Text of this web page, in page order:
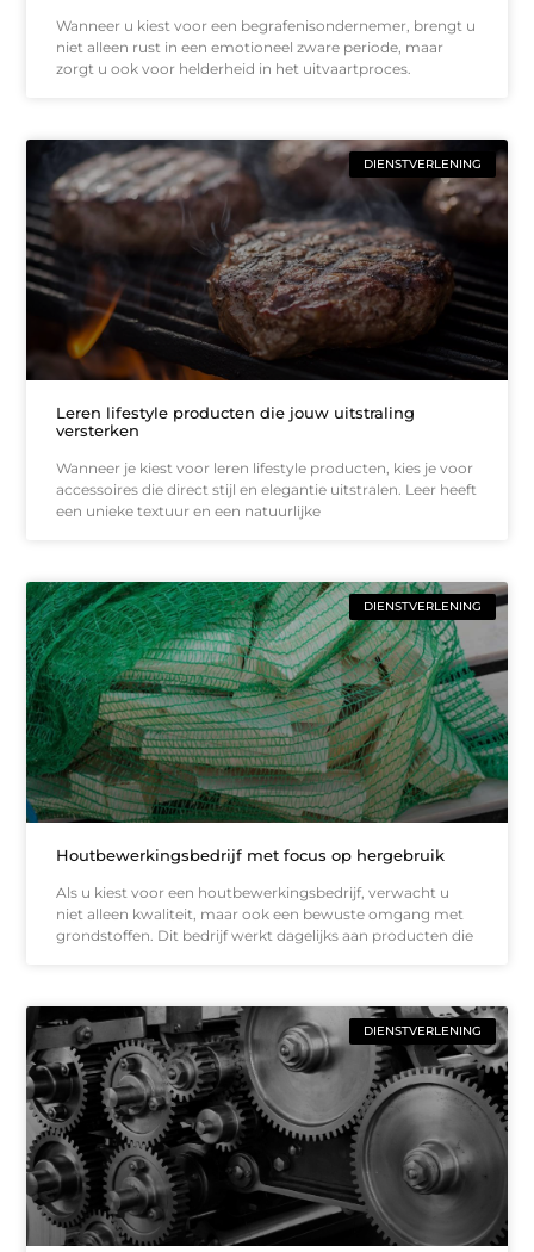
Wanneer u kiest voor een begrafenisondernemer, brengt u
niet alleen rust in een emotioneel zware periode, maar
zorgt u ook voor helderheid in het uitvaartproces.
DIENSTVERLENING
Leren lifestyle producten die jouw uitstraling
versterken
Wanneer je kiest voor leren lifestyle producten, kies je voor
accessoires die direct stijl en elegantie uitstralen. Leer heeft
een unieke textuur en een natuurlijke
DIENSTVERLENING
Houtbewerkingsbedrijf met focus op hergebruik
Als u kiest voor een houtbewerkingsbedrijf, verwacht u
niet alleen kwaliteit, maar ook een bewuste omgang met
grondstoffen. Dit bedrijf werkt dagelijks aan producten die
DIENSTVERLENING